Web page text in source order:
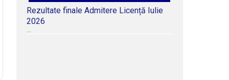
Rezultate finale Admitere Licență Iulie
2026
…